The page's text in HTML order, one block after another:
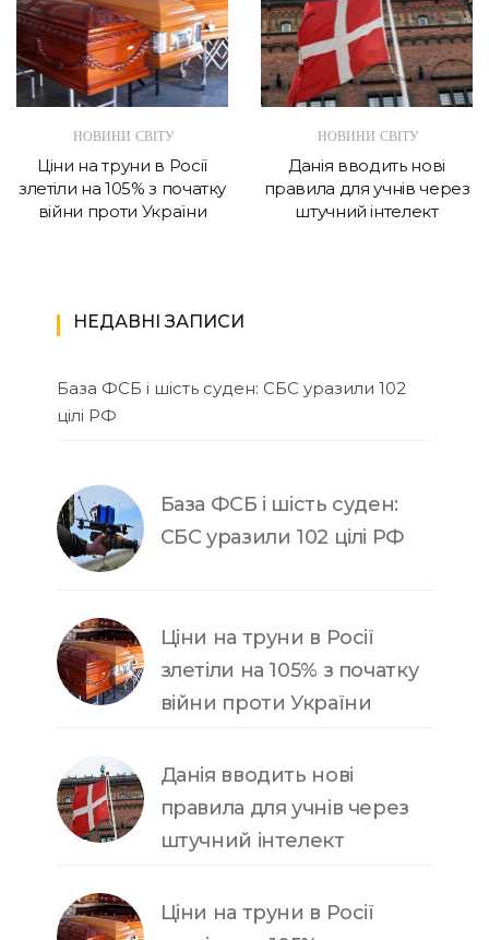
НОВИНИ СВІТУ
Ціни на труни в Росії
злетіли на 105% з початку
війни проти України
НОВИНИ СВІТУ
Данія вводить нові
правила для учнів через
штучний інтелект
НЕДАВНІ ЗАПИСИ
База ФСБ і шість суден: СБС уразили 102
цілі РФ
База ФСБ і шість суден:
СБС уразили 102 цілі РФ
Ціни на труни в Росії
злетіли на 105% з початку
війни проти України
Данія вводить нові
правила для учнів через
штучний інтелект
Ціни на труни в Росії